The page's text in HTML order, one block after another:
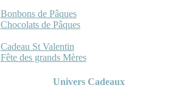
Bonbons de Pâques
Chocolats de Pâques
Cadeau St Valentin
Fête des grands Mères
Univers Cadeaux